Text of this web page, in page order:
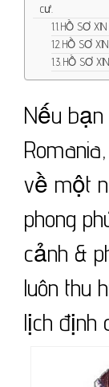
cư.
HỒ SƠ XIN
HỒ SƠ XIN
HỒ SƠ XIN
Nếu
về một
phong
cảnh &
luôn thu
lịch định